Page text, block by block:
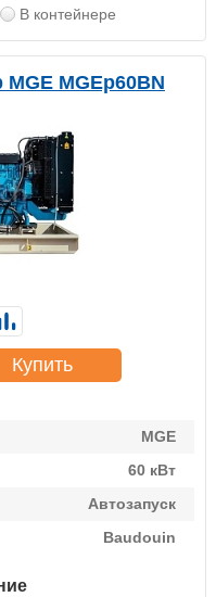
В контейнере
MGEp60BN
MGE
60 кВт
Автозапуск
Baudouin
Купить